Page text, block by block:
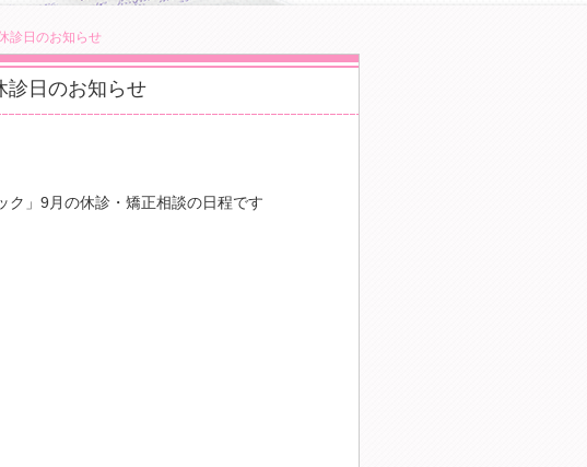
診日のお知らせ
診日のお知らせ
ク」9月の休診・矯正相談の日程です